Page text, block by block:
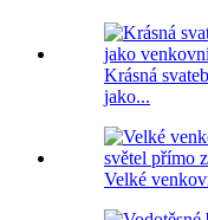
Krásná
jako...
Velké